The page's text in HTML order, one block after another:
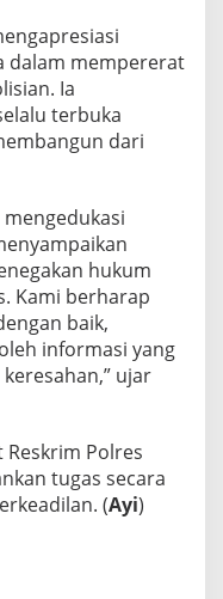
dalam mempererat
Ia
terbuka
dari
hukum
Kami berharap
baik,
informasi yang
ujar
Polres
tugas secara
(Ayi)